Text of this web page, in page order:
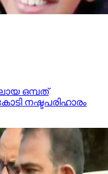
ഒമ്പത്
നഷ്ടപരിഹാരം